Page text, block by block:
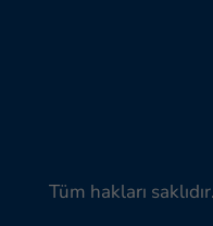
Tüm hakları